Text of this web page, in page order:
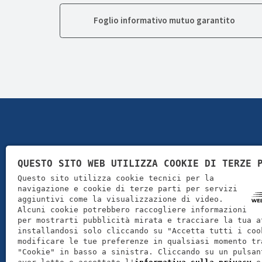
Foglio informativo mutuo garantito
Fi & Lea Service srl - P.Iva 03167450232 - Cap. Soc.
QUESTO SITO WEB UTILIZZA COOKIE DI TERZE
Questo sito utilizza cookie tecnici per la
navigazione e cookie di terze parti per servizi
aggiuntivi come la visualizzazione di video.
Alcuni cookie potrebbero raccogliere informazioni
per mostrarti pubblicità mirata e tracciare la tua
installandosi solo cliccando su "Accetta tutti i
modificare le tue preferenze in qualsiasi momento
"Cookie" in basso a sinistra. Cliccando su un